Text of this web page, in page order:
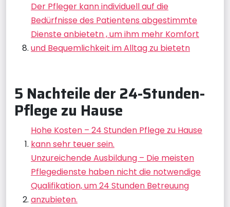
Der Pfleger kann individuell auf die
Bedürfnisse des Patientens abgestimmte
Dienste anbietetn , um ihm mehr Komfort
und Bequemlichkeit im Alltag zu bietetn
5 Nachteile der 24-Stunden-
Pflege zu Hause
Hohe Kosten – 24 Stunden Pflege zu Hause
kann sehr teuer sein.
Unzureichende Ausbildung – Die meisten
Pflegedienste haben nicht die notwendige
Qualifikation, um 24 Stunden Betreuung
anzubieten.